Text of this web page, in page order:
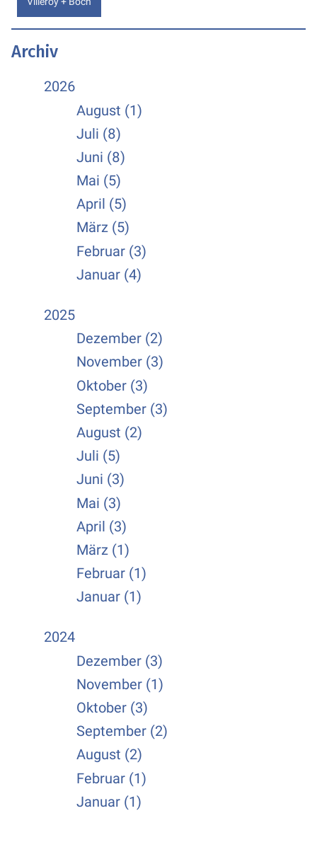
Archiv
2026
August (1)
Juli (8)
Juni (8)
Mai (5)
April (5)
März (5)
Februar (3)
Januar (4)
2025
Dezember (2)
November (3)
Oktober (3)
September (3)
August (2)
Juli (5)
Juni (3)
Mai (3)
April (3)
März (1)
Februar (1)
Januar (1)
2024
Dezember (3)
November (1)
Oktober (3)
September (2)
August (2)
Februar (1)
Januar (1)